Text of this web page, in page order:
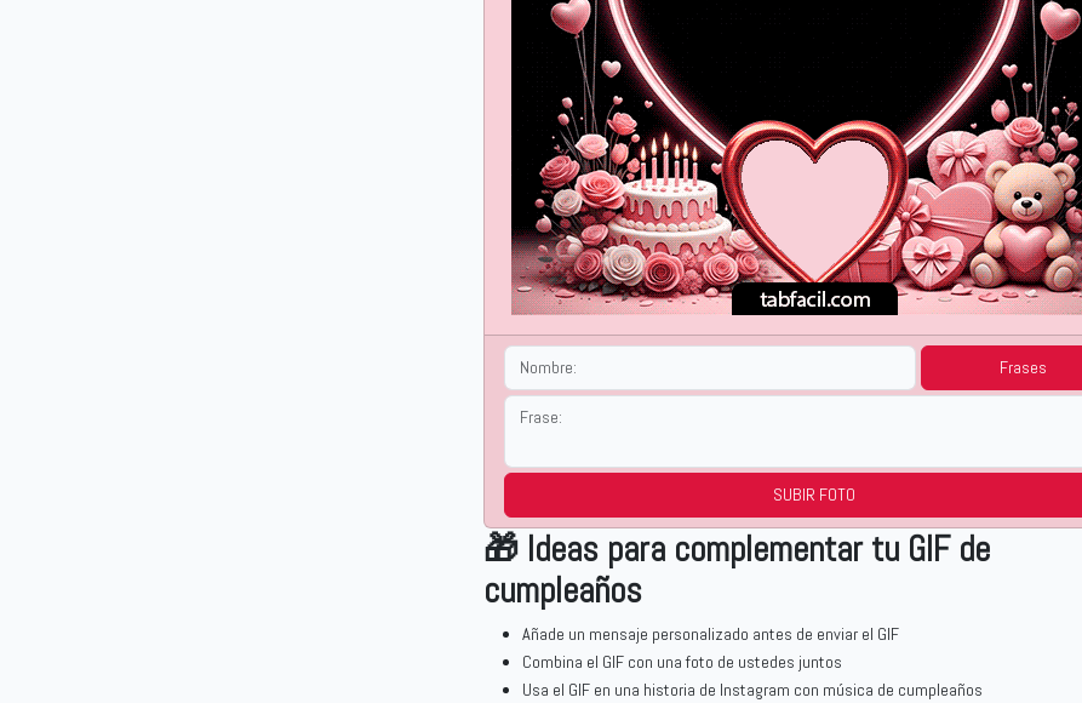
Frases
SUBIR FOTO
🎁 Ideas para complementar tu GIF de
cumpleaños
Añade un mensaje personalizado antes de enviar el GIF
Combina el GIF con una foto de ustedes juntos
Usa el GIF en una historia de Instagram con música de cumpleaños